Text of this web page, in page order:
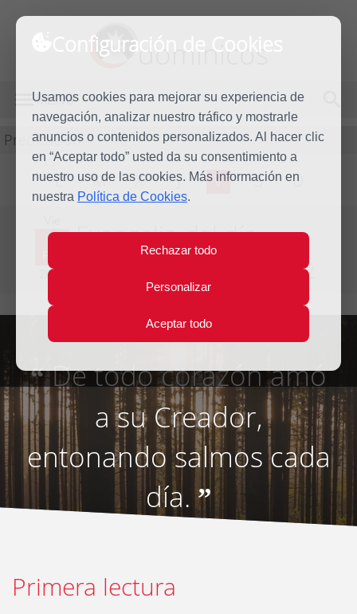
Configuración de Cookies
Usamos cookies para mejorar su experiencia de
navegación, analizar nuestro tráfico y mostrarle
anuncios o contenidos personalizados. Al hacer clic
en “Aceptar todo” usted da su consentimiento a
nuestro uso de las cookies. Más información en
nuestra Política de Cookies.
Rechazar todo
Personalizar
Aceptar todo
dominicos
MENÚ
Predicación
L M X J V S D
5
2010
Evangelio del día
Cuarta semana del Tiempo Ordinario - Año Par
“De todo corazón amó
a su Creador,
entonando salmos cada
día. ”
Primera lectura